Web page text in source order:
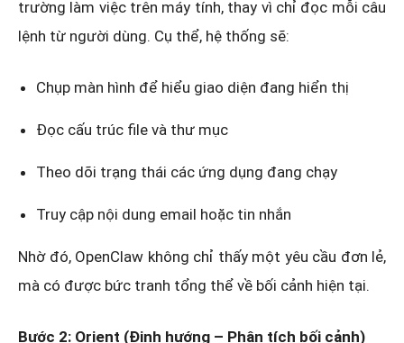
trường làm việc trên máy tính, thay vì chỉ đọc mỗi câu
lệnh từ người dùng. Cụ thể, hệ thống sẽ:
Chụp màn hình để hiểu giao diện đang hiển thị
Đọc cấu trúc file và thư mục
Theo dõi trạng thái các ứng dụng đang chạy
Truy cập nội dung email hoặc tin nhắn
Nhờ đó, OpenClaw không chỉ thấy một yêu cầu đơn lẻ,
mà có được bức tranh tổng thể về bối cảnh hiện tại.
Bước 2: Orient (Định hướng – Phân tích bối cảnh)